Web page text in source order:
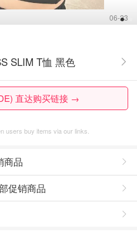
1 2
06-23
SLIM T恤 黑色
直达购买链接 →
users buy items via our links.
商品
促销商品